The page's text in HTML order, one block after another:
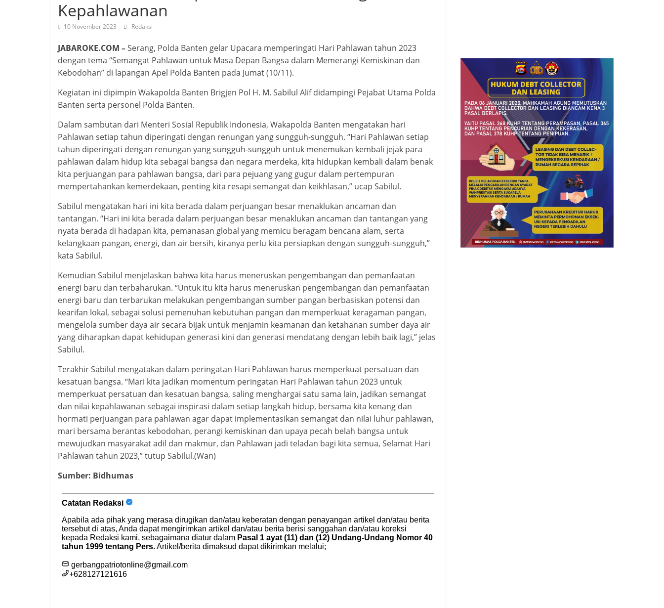
Kepahlawanan
10 November 2023 Redaksi
JABAROKE.COM –Serang, Polda Banten gelar Upacara memperingati Hari Pahlawan tahun 2023
dengan tema “Semangat Pahlawan untuk Masa Depan Bangsa dalam Memerangi Kemiskinan dan
Kebodohan” di lapangan Apel Polda Banten pada Jumat (10/11).
Kegiatan ini dipimpin Wakapolda Banten Brigjen Pol H. M. Sabilul Alif didampingi Pejabat Utama Polda
Banten serta personel Polda Banten.
Dalam sambutan dari Menteri Sosial Republik Indonesia, Wakapolda Banten mengatakan hari
Pahlawan setiap tahun diperingati dengan renungan yang sungguh-sungguh. “Hari Pahlawan setiap
tahun diperingati dengan renungan yang sungguh-sungguh untuk menemukan kembali jejak para
pahlawan dalam hidup kita sebagai bangsa dan negara merdeka, kita hidupkan kembali dalam benak
kita perjuangan para pahlawan bangsa, dari para pejuang yang gugur dalam pertempuran
mempertahankan kemerdekaan, penting kita resapi semangat dan keikhlasan,” ucap Sabilul.
Sabilul mengatakan hari ini kita berada dalam perjuangan besar menaklukan ancaman dan
tantangan. “Hari ini kita berada dalam perjuangan besar menaklukan ancaman dan tantangan yang
nyata berada di hadapan kita, pemanasan global yang memicu beragam bencana alam, serta
kelangkaan pangan, energi, dan air bersih, kiranya perlu kita persiapkan dengan sungguh-sungguh,”
kata Sabilul.
Kemudian Sabilul menjelaskan bahwa kita harus meneruskan pengembangan dan pemanfaatan
energi baru dan terbaharukan. “Untuk itu kita harus meneruskan pengembangan dan pemanfaatan
energi baru dan terbarukan melakukan pengembangan sumber pangan berbasiskan potensi dan
kearifan lokal, sebagai solusi pemenuhan kebutuhan pangan dan memperkuat keragaman pangan,
mengelola sumber daya air secara bijak untuk menjamin keamanan dan ketahanan sumber daya air
yang diharapkan dapat kehidupan generasi kini dan generasi mendatang dengan lebih baik lagi,” jelas
Sabilul.
Terakhir Sabilul mengatakan dalam peringatan Hari Pahlawan harus memperkuat persatuan dan
kesatuan bangsa. “Mari kita jadikan momentum peringatan Hari Pahlawan tahun 2023 untuk
memperkuat persatuan dan kesatuan bangsa, saling menghargai satu sama lain, jadikan semangat
dan nilai kepahlawanan sebagai inspirasi dalam setiap langkah hidup, bersama kita kenang dan
hormati perjuangan para pahlawan agar dapat implementasikan semangat dan nilai luhur pahlawan,
mari bersama berantas kebodohan, perangi kemiskinan dan upaya pecah belah bangsa untuk
mewujudkan masyarakat adil dan makmur, dan Pahlawan jadi teladan bagi kita semua, Selamat Hari
Pahlawan tahun 2023,” tutup Sabilul.(Wan)
Sumber: Bidhumas